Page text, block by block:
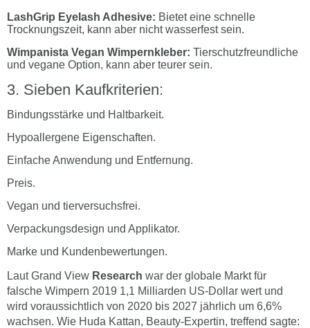
LashGrip Eyelash Adhesive: Bietet eine schnelle
Trocknungszeit, kann aber nicht wasserfest sein.
Wimpanista Vegan Wimpernkleber: Tierschutzfreundliche
und vegane Option, kann aber teurer sein.
Sieben Kaufkriterien:
Bindungsstärke und Haltbarkeit.
Hypoallergene Eigenschaften.
Einfache Anwendung und Entfernung.
Preis.
Vegan und tierversuchsfrei.
Verpackungsdesign und Applikator.
Marke und Kundenbewertungen.
Laut Grand View Research war der globale Markt für
falsche Wimpern 2019 1,1 Milliarden US-Dollar wert und
wird voraussichtlich von 2020 bis 2027 jährlich um 6,6%
wachsen. Wie Huda Kattan, Beauty-Expertin, treffend sagte: